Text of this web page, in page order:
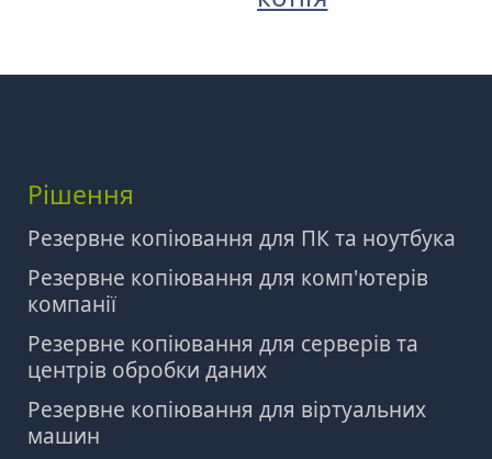
Рішення
Резервне копіювання для ПК та ноутбука
Резервне копіювання для комп'ютерів
компанії
Резервне копіювання для серверів та
центрів обробки даних
Резервне копіювання для віртуальних
машин